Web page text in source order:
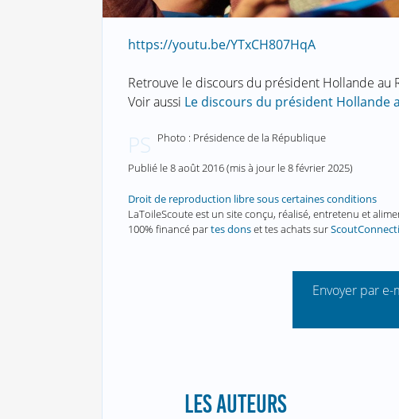
https://youtu.be/YTxCH807HqA
Retrouve le discours du président Hollande au
Voir aussi Le discours du président Hollande
PS Photo : Présidence de la République
Publié le8 août 2016(mis à jour le8 février 2025)
Droit de reproduction libre sous certaines conditions
LaToileScoute est un site conçu, réalisé, entretenu et
100% financé partes donset tes achats sur
Envoyer par e-
LES AUTEURS